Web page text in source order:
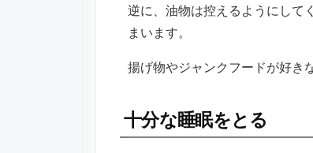
逆に、油物は控えるようにして
まいます。
揚げ物やジャンクフードが好き
十分な睡眠をとる